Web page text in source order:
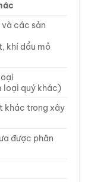
và các sản
khí dầu mỏ
loại quý khác)
khác trong xây
được phân